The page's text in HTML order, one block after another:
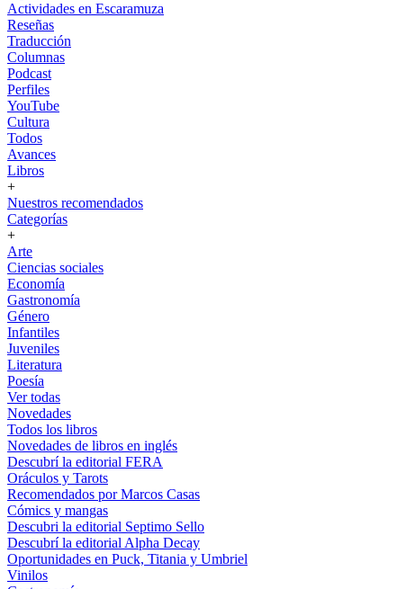
Actividades en Escaramuza
Reseñas
Traducción
Columnas
Podcast
Perfiles
YouTube
Cultura
Todos
Avances
Libros
+
Nuestros recomendados
Categorías
+
Arte
Ciencias sociales
Economía
Gastronomía
Género
Infantiles
Juveniles
Literatura
Poesía
Ver todas
Novedades
Todos los libros
Novedades de libros en inglés
Descubrí la editorial FERA
Oráculos y Tarots
Recomendados por Marcos Casas
Cómics y mangas
Descubri la editorial Septimo Sello
Descubrí la editorial Alpha Decay
Oportunidades en Puck, Titania y Umbriel
Vinilos